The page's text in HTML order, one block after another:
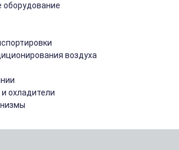
оборудование
воздуха
охладители